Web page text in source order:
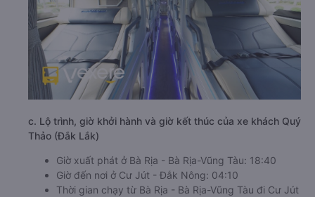
c. Lộ trình, giờ khởi hành và giờ kết thúc của xe khách Quý
Thảo (Đắk Lắk)
Giờ xuất phát ở Bà Rịa - Bà Rịa-Vũng Tàu: 18:40
Giờ đến nơi ở Cư Jút - Đắk Nông: 04:10
Thời gian chạy từ Bà Rịa - Bà Rịa-Vũng Tàu đi Cư Jút